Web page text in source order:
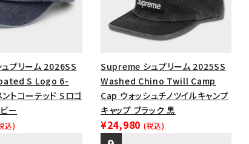
プリーム 2026SS
S Logo 6-
トコーテッド Sロゴ
ー
込)
Supreme シュプリーム 2025SS
Washed Chino Twill Camp
Cap ウォッシュチノツイルキャンプ
キャップ ブラック 黒
¥24,980 (税込)